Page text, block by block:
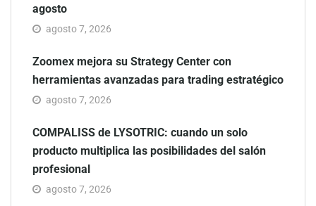
agosto
agosto 7, 2026
Zoomex mejora su Strategy Center con
herramientas avanzadas para trading estratégico
agosto 7, 2026
COMPALISS de LYSOTRIC: cuando un solo
producto multiplica las posibilidades del salón
profesional
agosto 7, 2026